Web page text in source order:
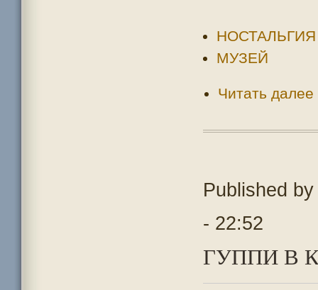
МУЗЕЙ
Читать далее
Published
- 22:52
ГУППИ В